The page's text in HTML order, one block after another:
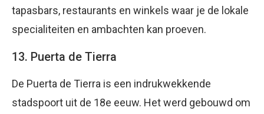
tapasbars, restaurants en winkels waar je de lokale
specialiteiten en ambachten kan proeven.
13. Puerta de Tierra
De Puerta de Tierra is een indrukwekkende
stadspoort uit de 18e eeuw. Het werd gebouwd om